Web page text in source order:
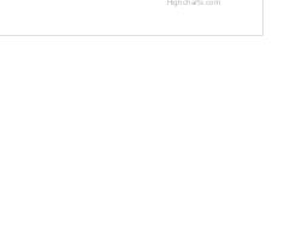
Highcharts.com